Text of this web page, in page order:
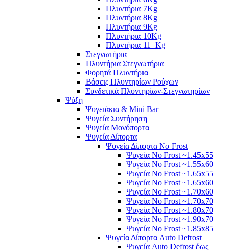
Πλυντήρια 7Kg
Πλυντήρια 8Kg
Πλυντήρια 9Kg
Πλυντήρια 10Kg
Πλυντήρια 11+Kg
Στεγνωτήρια
Πλυντήρια Στεγνωτήρια
Φορητά Πλυντήρια
Βάσεις Πλυντηρίων Ρούχων
Συνδετικά Πλυντηρίων-Στεγνωτηρίων
Ψύξη
Ψυγειάκια & Mini Bar
Ψυγεία Συντήρηση
Ψυγεία Μονόπορτα
Ψυγεία Δίπορτα
Ψυγεία Δίπορτα No Frost
Ψυγεία No Frost ~1.45x55
Ψυγεία No Frost ~1.55x60
Ψυγεία No Frost ~1.65x55
Ψυγεία No Frost ~1.65x60
Ψυγεία No Frost ~1.70x60
Ψυγεία No Frost ~1.70x70
Ψυγεία No Frost ~1.80x70
Ψυγεία No Frost ~1.90x70
Ψυγεία No Frost ~1.85x85
Ψυγεία Δίπορτα Auto Defrost
Ψυγεία Auto Defrost έως